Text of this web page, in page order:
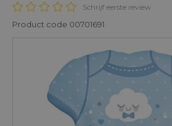
Schrijf eerste review
Product code 00701691